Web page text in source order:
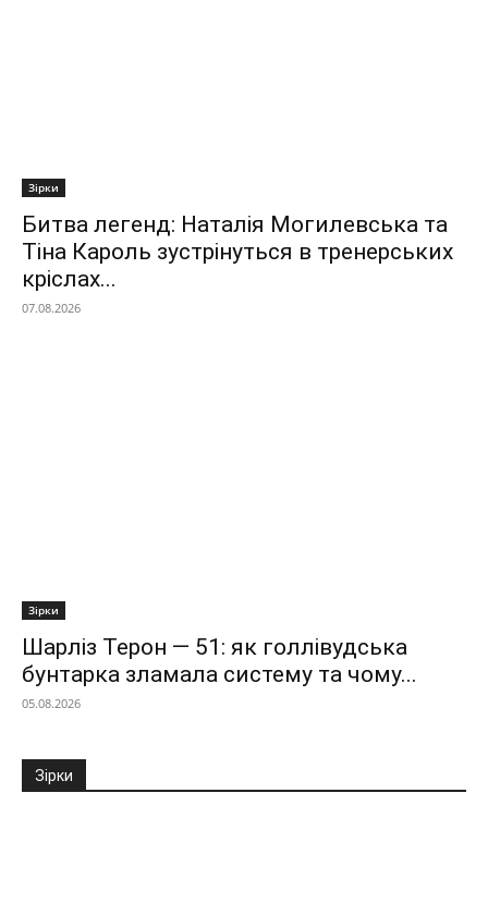
Зірки
Битва легенд: Наталія Могилевська та
Тіна Кароль зустрінуться в тренерських
кріслах...
07.08.2026
Зірки
Шарліз Терон — 51: як голлівудська
бунтарка зламала систему та чому...
05.08.2026
Зірки